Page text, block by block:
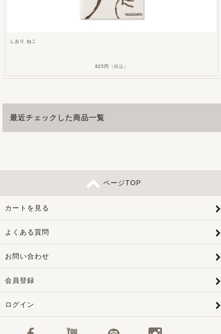
しおり ねこ
825円 （税込）
最近チェックした商品一覧
ページTOP
カートを見る
よくある質問
お問い合わせ
会員登録
ログイン